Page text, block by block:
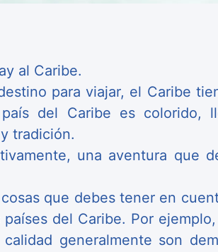
al Caribe.
para viajar, el Caribe
del Caribe es colorido,
tradición.
una aventura que
que debes tener en
del Caribe. Por
generalmente son